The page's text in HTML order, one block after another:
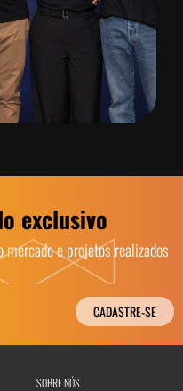
exclusivo
mercado e projetos realizados
CADASTRE-SE
SOBRE NÓS